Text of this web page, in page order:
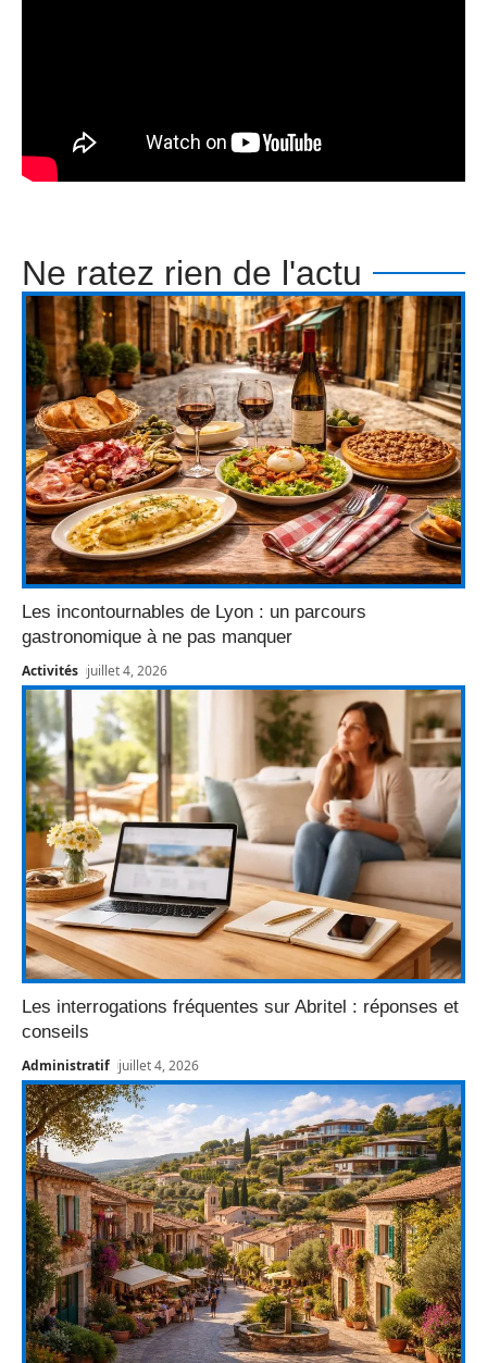
Ne ratez rien de l'actu
Les incontournables de Lyon : un parcours
gastronomique à ne pas manquer
Activités juillet 4, 2026
Les interrogations fréquentes sur Abritel : réponses et
conseils
Administratif juillet 4, 2026